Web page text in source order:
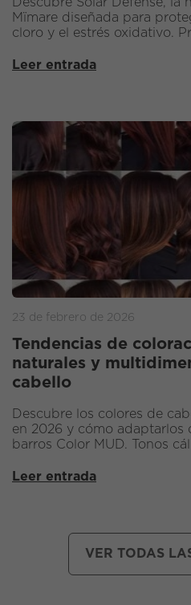
Mïmare diseñada para
cloro y el estrés oxidativo.
Leer entrada
23 de febrero de 2026
Tendencias de
naturales y
cabello
Descubre los colores de
en 2026 y cómo adaptarlos
barros Color MUD. Tonos
Leer entrada
VER TODAS